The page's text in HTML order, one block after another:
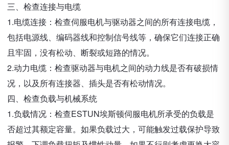
三、检查连接与电缆
1.电缆连接：检查伺服电机与驱动器之间的所有连接电缆，
包括电源线、编码器线和控制信号线等，确保它们连接正确
且牢固，没有松动、断裂或短路的情况。
2.动力电缆：检查驱动器与电机之间的动力线是否有破损情
况，以及所有连接器、插头是否有松动情况。
四、检查负载与机械系统
1.负载情况：检查ESTUN埃斯顿伺服电机所承受的负载是
否超过其额定容量。如果负载过大，可能触发过载保护导致